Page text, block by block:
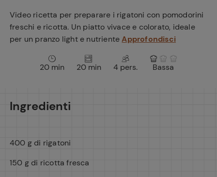
Video ricetta per preparare i rigatoni con pomodorini
freschi e ricotta. Un piatto vivace e colorato, ideale
per un pranzo light e nutrienteApprofondisci
20 min 20 min 4 pers. Bassa
Ingredienti
400 g di rigatoni
150 g di ricotta fresca